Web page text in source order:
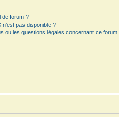
de forum ?
pas disponible ?
ou les questions légales concernant ce forum